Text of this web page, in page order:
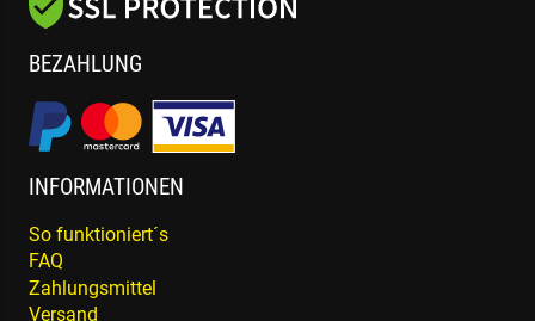
BEZAHLUNG
INFORMATIONEN
So funktioniert´s
FAQ
Zahlungsmittel
Versand